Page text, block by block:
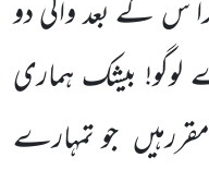
کے بعد والی دو
بیشک ہماری
جو تمہارے